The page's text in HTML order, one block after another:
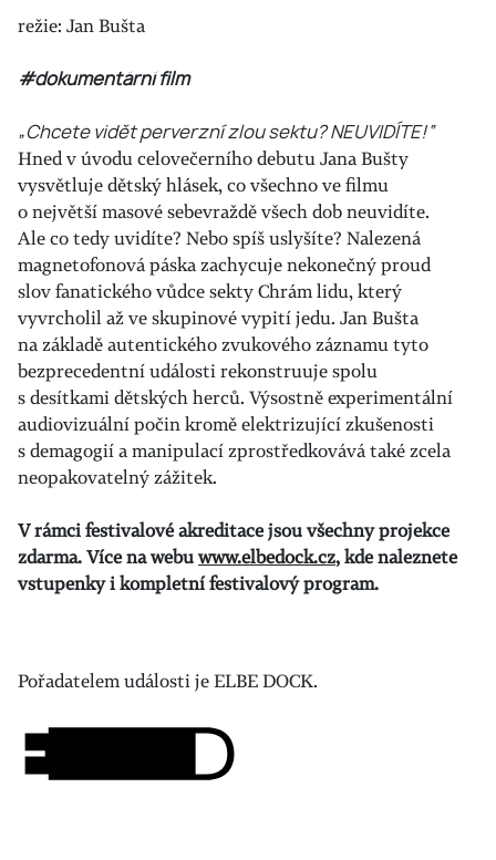
režie: Jan Bušta
#dokumentární film
„Chcete vidět perverzní zlou sektu? NEUVIDÍTE!“
Hned v úvodu celovečerního debutu Jana Bušty
vysvětluje dětský hlásek, co všechno ve filmu
o největší masové sebevraždě všech dob neuvidíte.
Ale co tedy uvidíte? Nebo spíš uslyšíte? Nalezená
magnetofonová páska zachycuje nekonečný proud
slov fanatického vůdce sekty Chrám lidu, který
vyvrcholil až ve skupinové vypití jedu. Jan Bušta
na základě autentického zvukového záznamu tyto
bezprecedentní události rekonstruuje spolu
s desítkami dětských herců. Výsostně experimentální
audiovizuální počin kromě elektrizující zkušenosti
s demagogií a manipulací zprostředkovává také zcela
neopakovatelný zážitek.
V rámci festivalové akreditace jsou všechny projekce
zdarma. Více na webuwww.elbedock.cz, kde naleznete
vstupenky i kompletní festivalový program.
Pořadatelem události je ELBE DOCK.